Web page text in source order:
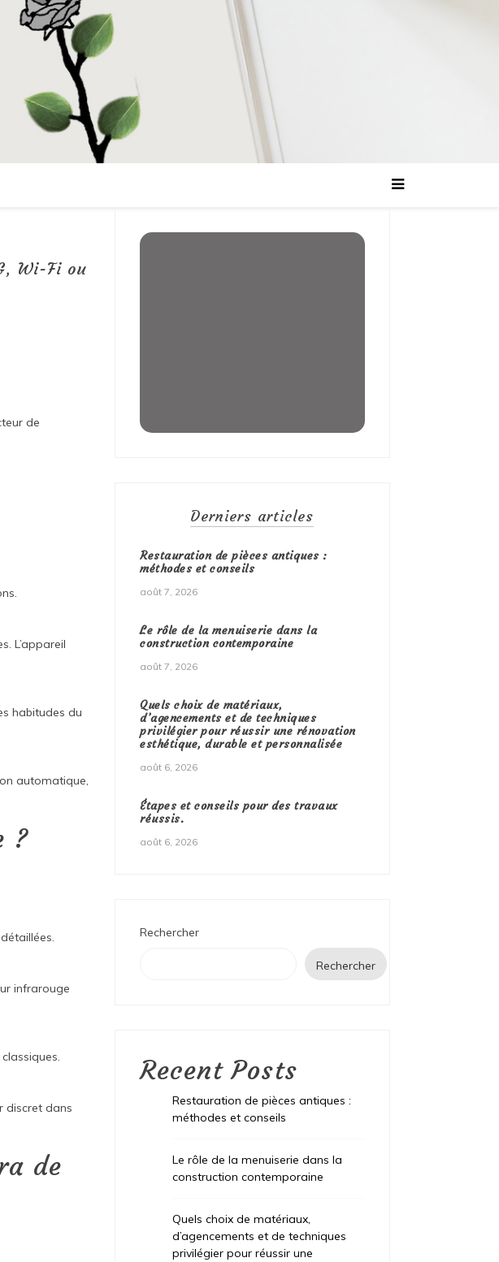
Wi-Fi ou
de
L’appareil
habitudes du
automatique,
?
infrarouge
discret dans
de
Derniers articles
Restauration de pièces antiques :
méthodes et conseils
août 7, 2026
Le rôle de la menuiserie dans la
construction contemporaine
août 7, 2026
Quels choix de matériaux,
d’agencements et de techniques
privilégier pour réussir une rénovation
esthétique, durable et personnalisée
août 6, 2026
Étapes et conseils pour des travaux
réussis.
août 6, 2026
Rechercher
Rechercher
Recent Posts
Restauration de pièces antiques :
méthodes et conseils
Le rôle de la menuiserie dans la
construction contemporaine
Quels choix de matériaux,
d’agencements et de techniques
privilégier pour réussir une